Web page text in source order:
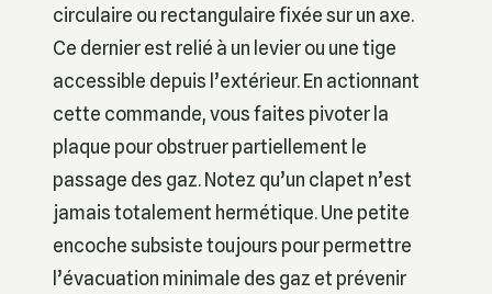
circulaire ou rectangulaire fixée sur un axe.
Ce dernier est relié à un levier ou une tige
accessible depuis l’extérieur. En actionnant
cette commande, vous faites pivoter la
plaque pour obstruer partiellement le
passage des gaz. Notez qu’un clapet n’est
jamais totalement hermétique. Une petite
encoche subsiste toujours pour permettre
l’évacuation minimale des gaz et prévenir